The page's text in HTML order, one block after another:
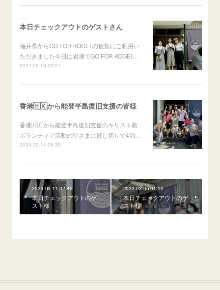
本日チェックアウトのゲストさん
福井県からGO FOR KOGEI の観覧にご利用い
ただきました今日は岩瀬でGO FOR KOGEI…
2024.09.16 00:27
香港🇭🇰から能登半島復旧支援の皆様
香港🇭🇰から能登半島復旧支援のキリスト教
ボランティア活動の皆さまに貸し切りで4泊…
2024.09.14 06:39
2023.03.11 02:45
本日チェックアウトのゲ
スト様
2023.03.05 01:10
本日チェックアウトのゲ
スト様